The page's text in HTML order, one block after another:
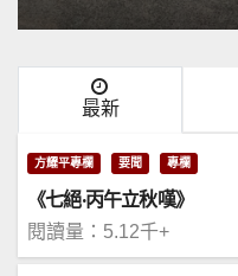
最新
方耀平專欄 要聞 專欄
《七絕·丙午立秋嘆》
閱讀量：5.12千+